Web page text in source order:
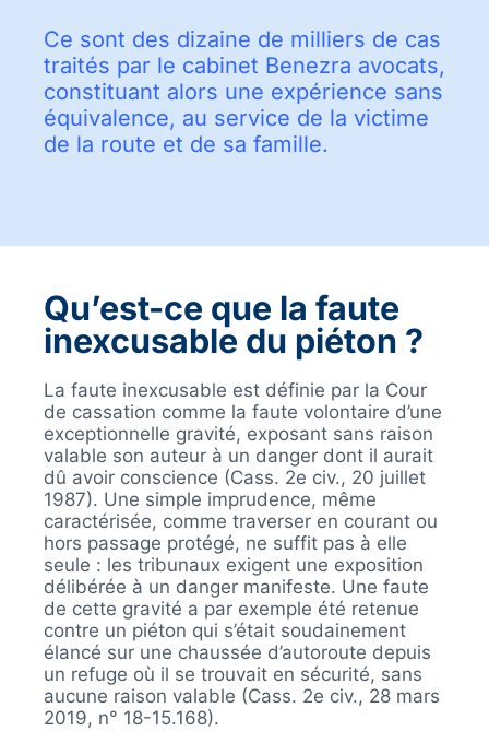
Ce sont des dizaine de milliers de cas
traités par le cabinet Benezra avocats,
constituant alors une expérience sans
équivalence, au service de la victime
de la route et de sa famille.
Qu’est-ce que la faute
inexcusable du piéton ?
La faute inexcusable est définie par la Cour
de cassation comme la faute volontaire d’une
exceptionnelle gravité, exposant sans raison
valable son auteur à un danger dont il aurait
dû avoir conscience (Cass. 2e civ., 20 juillet
1987). Une simple imprudence, même
caractérisée, comme traverser en courant ou
hors passage protégé, ne suffit pas à elle
seule : les tribunaux exigent une exposition
délibérée à un danger manifeste. Une faute
de cette gravité a par exemple été retenue
contre un piéton qui s’était soudainement
élancé sur une chaussée d’autoroute depuis
un refuge où il se trouvait en sécurité, sans
aucune raison valable (Cass. 2e civ., 28 mars
2019, n° 18-15.168).